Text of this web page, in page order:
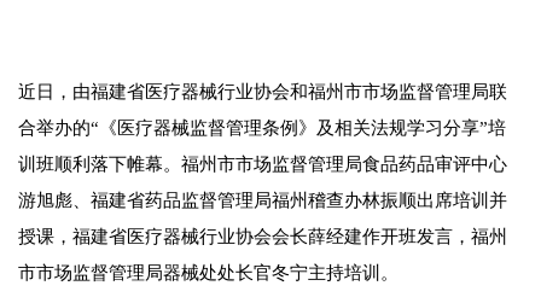
近日，由福建省医疗器械行业协会和福州市市场监督管理局联
合举办的“《医疗器械监督管理条例》及相关法规学习分享”培
训班顺利落下帷幕。福州市市场监督管理局食品药品审评中心
游旭彪、福建省药品监督管理局福州稽查办林振顺出席培训并
授课，福建省医疗器械行业协会会长薛经建作开班发言，福州
市市场监督管理局器械处处长官冬宁主持培训。